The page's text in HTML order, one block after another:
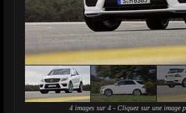
4 images sur 4 - Cliquez sur une image